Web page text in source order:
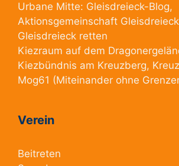
Urbane Mitte: Gleisdreieck-Blog,
Aktionsgemeinschaft Gleisdreieck
Gleisdreieck retten
Kiezraum auf dem
Kiezbündnis am Kreuzberg,
Mog61 (Miteinander ohne
Verein
Beitreten